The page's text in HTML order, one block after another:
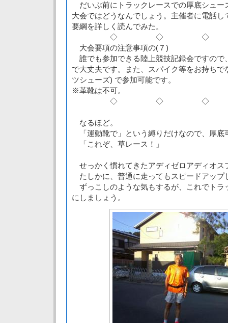
だいぶ前にトラックレースでの厚底シュー
大会ではどうなんでしょう。主催者に電話
要綱を詳しく読んでみた。
◇ ◇ ◇
大会要項の注意事項の(７)
誰でも参加できる陸上競技記録会ですので
で大丈夫です。また、スパイク等をお持ち
ツシューズ) で参加可能です。
※革靴は不可。
◇ ◇ ◇
なるほど。
「運動靴で」という縛りだけなので、厚底
「これぞ、草レース！」
せっかく慣れてきたアディゼロアディオス
たしかに、普通に走ってもスピードアップ
ずっこしのような気もするが、これでトラ
にしましょう。